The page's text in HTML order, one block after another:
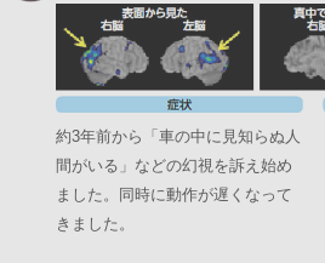
約3年前から「車の中に見知らぬ人
間がいる」などの幻視を訴え始め
ました。同時に動作が遅くなって
きました。